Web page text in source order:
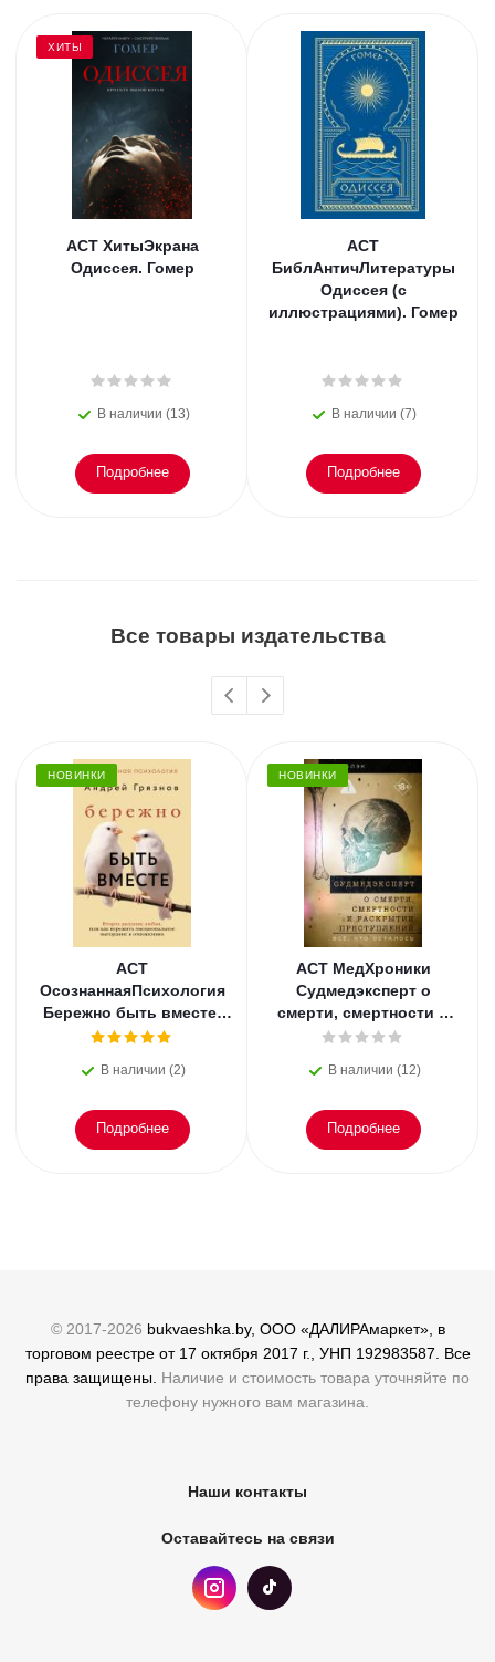
ХИТЫ
АСТ ХитыЭкрана
Одиссея. Гомер
В наличии (13)
Подробнее
АСТ
БиблАнтичЛитературы
Одиссея (с
иллюстрациями). Гомер
В наличии (7)
Подробнее
Все товары издательства
НОВИНКИ
АСТ
ОсознаннаяПсихология
Бережно быть вместе.
Второе дыхание любви,
эмоциональное
В наличии (2)
Подробнее
НОВИНКИ
АСТ МедХроники
Судмедэксперт о
смерти, смертности и
раскрытии
осталось. Блэк
В наличии (12)
Подробнее
© 2017-2026 bukvaeshka.by, ООО «ДАЛИРАмаркет», в
торговом реестре от 17 октября 2017 г., УНП 192983587. Все
права защищены. Наличие и стоимость товара уточняйте по
телефону нужного вам магазина.
Наши контакты
Оставайтесь на связи